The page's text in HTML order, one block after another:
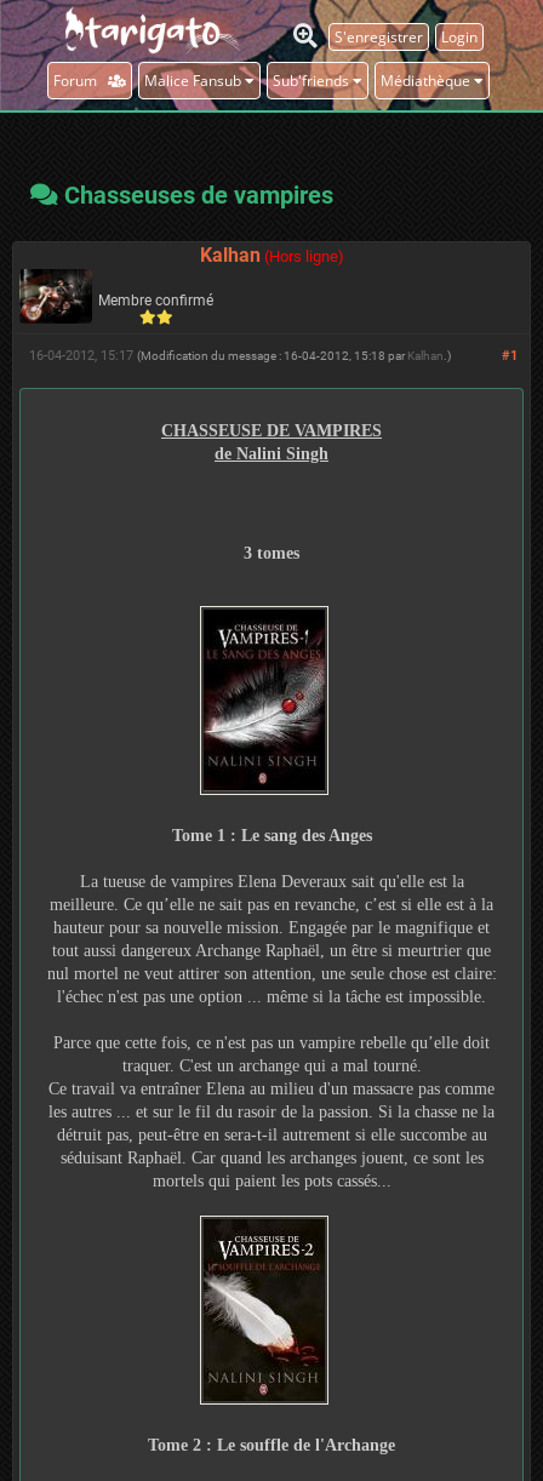
S'enregistrer Login
Forum Malice Fansub Sub'friends Médiathèque
Chasseuses de vampires
Kalhan (Hors ligne)
Membre confirmé
#1
16-04-2012, 15:17 (Modification du message : 16-04-2012, 15:18 parKalhan .)
CHASSEUSE DE VAMPIRES
de Nalini Singh
3 tomes
Tome 1 : Le sang des Anges
La tueuse de vampires Elena Deveraux sait qu'elle est la
meilleure. Ce qu’elle ne sait pas en revanche, c’est si elle est à la
hauteur pour sa nouvelle mission. Engagée par le magnifique et
tout aussi dangereux Archange Raphaël, un être si meurtrier que
nul mortel ne veut attirer son attention, une seule chose est claire:
l'échec n'est pas une option ... même si la tâche est impossible.
Parce que cette fois, ce n'est pas un vampire rebelle qu’elle doit
traquer. C'est un archange qui a mal tourné.
Ce travail va entraîner Elena au milieu d'un massacre pas comme
les autres ... et sur le fil du rasoir de la passion. Si la chasse ne la
détruit pas, peut-être en sera-t-il autrement si elle succombe au
séduisant Raphaël. Car quand les archanges jouent, ce sont les
mortels qui paient les pots cassés...
Tome 2 : Le souffle de l'Archange